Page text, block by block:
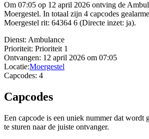
Om 07:05 op 12 april 2026 ontving de
Moergestel. In totaal zijn 4 capcodes
Moergestel rit: 64364 6 (Directe inzet: ja).
Dienst: Ambulance
Prioriteit: Prioriteit 1
Ontvangen: 12 april 2026 om 07:05
Locatie:Moergestel
Capcodes: 4
Capcodes
Een capcode is een uniek nummer dat wordt
te sturen naar de juiste ontvanger.